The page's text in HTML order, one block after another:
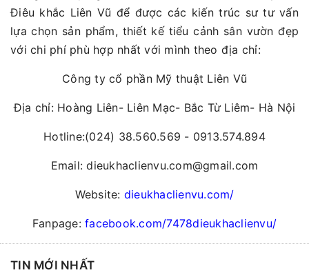
Điêu khắc Liên Vũ để được các kiến trúc sư tư vấn
lựa chọn sản phẩm, thiết kế tiểu cảnh sân vườn đẹp
với chi phí phù hợp nhất với mình theo địa chỉ:
Công ty cổ phần Mỹ thuật Liên Vũ
Địa chỉ: Hoàng Liên- Liên Mạc- Bắc Từ Liêm- Hà Nội
Hotline:(024) 38.560.569 - 0913.574.894
Email: dieukhaclienvu.com@gmail.com
Website: dieukhaclienvu.com/
Fanpage:facebook.com/7478dieukhaclienvu/
TIN MỚI NHẤT